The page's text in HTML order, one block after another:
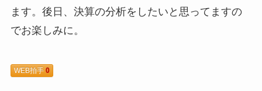
ます。後日、決算の分析をしたいと思ってますの
でお楽しみに。
WEB拍手 0